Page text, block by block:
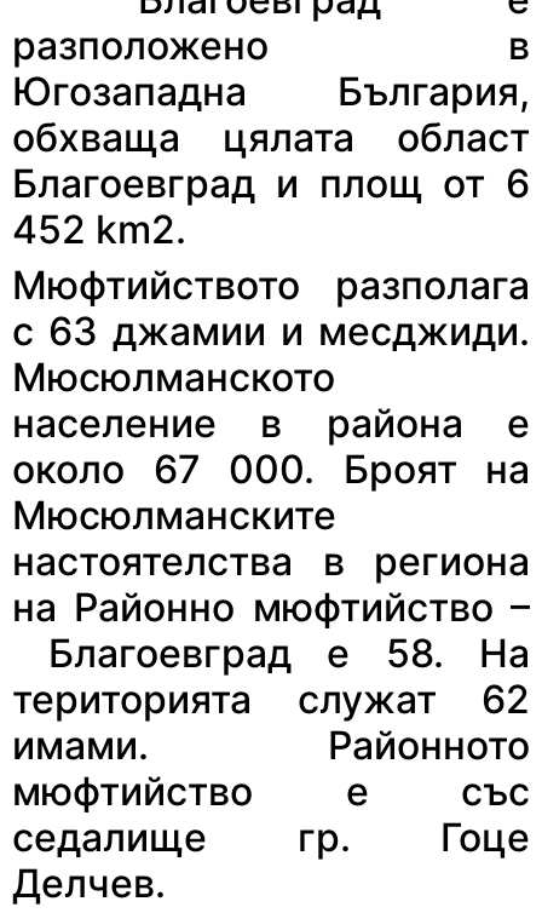
разположено в
Югозападна България,
обхваща цялата област
Благоевград и площ от 6
452 km2.
Мюфтийството разполага
с 63 джамии и месджиди.
Мюсюлманското
население в района е
около 67 000. Броят на
Мюсюлманските
настоятелства в региона
на Районно мюфтийство –
Благоевград е 58. На
територията служат 62
имами. Районното
мюфтийство е със
седалище гр. Гоце
Делчев.